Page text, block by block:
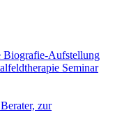
Biografie-Aufstellung
Seminar
zur